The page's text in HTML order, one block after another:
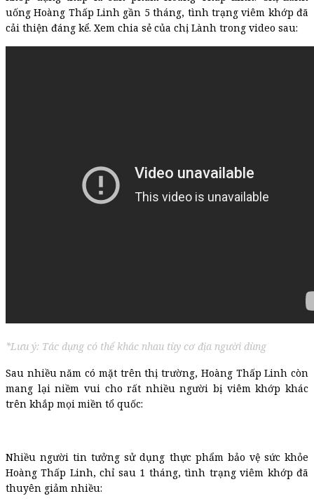
uống Hoàng Thấp Linh gần 5 tháng, tình trạng viêm khớp đã
cải thiện đáng kể. Xem chia sẻ của chị Lành trong video sau:
*Lưu ý: Tác dụng có thể khác nhau tùy cơ địa người dùng
Sau nhiều năm có mặt trên thị trường, Hoàng Thấp Linh còn
mang lại niềm vui cho rất nhiều người bị viêm khớp khác
trên khắp mọi miền tổ quốc:
Nhiều người tin tưởng sử dụng thực phẩm bảo vệ sức khỏe
Hoàng Thấp Linh, chỉ sau 1 tháng, tình trạng viêm khớp đã
thuyên giảm nhiều: